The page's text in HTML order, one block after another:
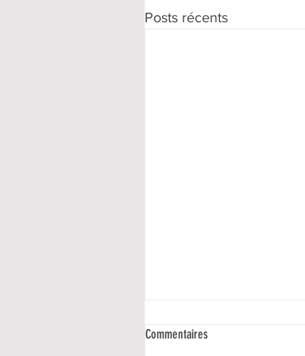
Posts récents
Commentaires